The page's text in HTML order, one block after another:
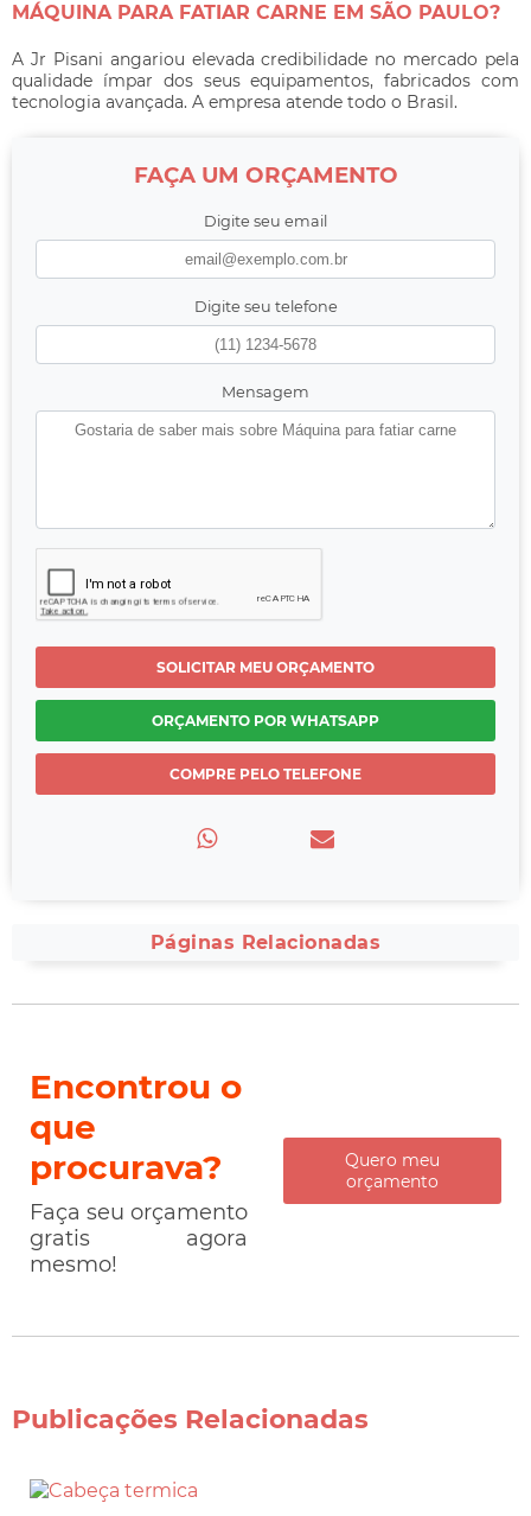
MÁQUINA PARA FATIAR CARNE EM SÃO PAULO?
A Jr Pisani angariou elevada credibilidade no mercado pela
qualidade ímpar dos seus equipamentos, fabricados com
tecnologia avançada. A empresa atende todo o Brasil.
FAÇA UM ORÇAMENTO
Digite seu email
Digite seu telefone
Mensagem
SOLICITAR MEU ORÇAMENTO
ORÇAMENTO POR WHATSAPP
COMPRE PELO TELEFONE
Páginas Relacionadas
Encontrou o
que
procurava?
Faça seu orçamento
gratis agora
mesmo!
Quero meu
orçamento
Publicações Relacionadas